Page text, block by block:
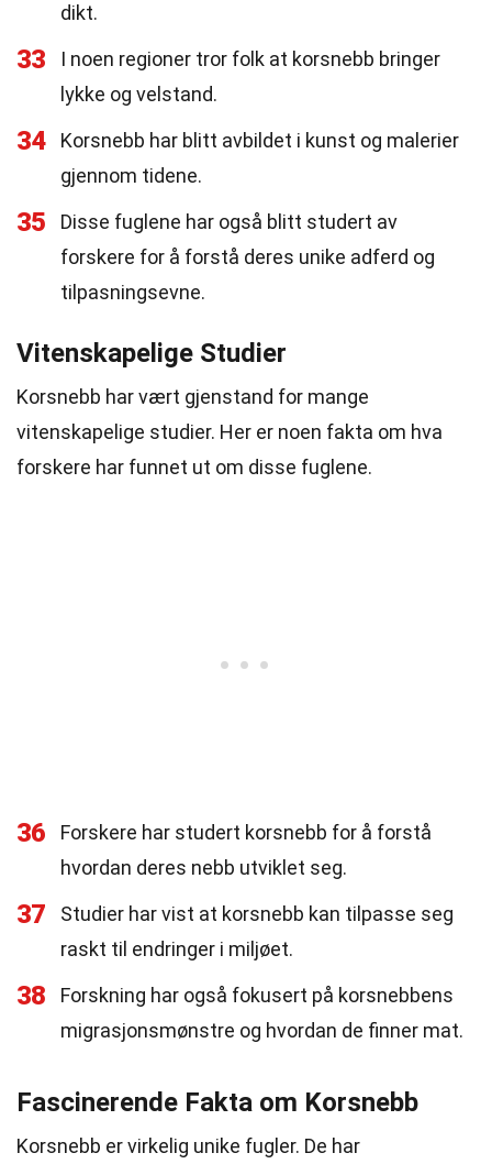
dikt.
33
I noen regioner tror folk at korsnebb bringer
lykke og velstand.
34
Korsnebb har blitt avbildet i kunst og malerier
gjennom tidene.
35
Disse fuglene har også blitt studert av
forskere for å forstå deres unike adferd og
tilpasningsevne.
Vitenskapelige Studier
Korsnebb har vært gjenstand for mange
vitenskapelige studier. Her er noen fakta om hva
forskere har funnet ut om disse fuglene.
36
Forskere har studert korsnebb for å forstå
hvordan deres nebb utviklet seg.
37
Studier har vist at korsnebb kan tilpasse seg
raskt til endringer i miljøet.
38
Forskning har også fokusert på korsnebbens
migrasjonsmønstre og hvordan de finner mat.
Fascinerende Fakta om Korsnebb
Korsnebb er virkelig unike fugler. De har